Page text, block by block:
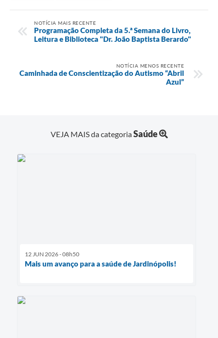
NOTÍCIA MAIS RECENTE
Programação Completa da 5.ª Semana do Livro,
Leitura e Biblioteca "Dr. João Baptista Berardo"
NOTÍCIA MENOS RECENTE
Caminhada de Conscientização do Autismo “Abril
Azul”
VEJA MAIS da categoriaSaúde
12 JUN 2026 - 08h50
Mais um avanço para a saúde de Jardinópolis!